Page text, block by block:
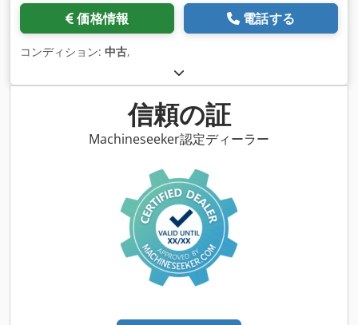
価格情報 電話する
コンディション: 中古,
信頼の証
Machineseeker認定ディーラー